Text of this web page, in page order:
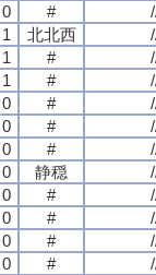
0 #
1 北北西
1 #
1 #
0 #
0 #
0 #
0 静穏
0 #
0 #
0 #
0 #